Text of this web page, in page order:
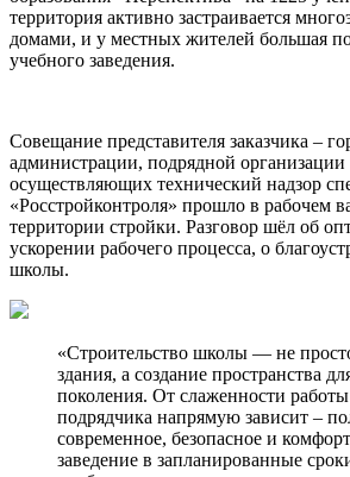
территория активно застраивается
домами, и у местных жителей большая
учебного заведения.
Совещание представителя заказчика –
администрации, подрядной
осуществляющих технический надзор
«Росстройконтроля» прошло в рабочем
территории стройки. Разговор шёл об
ускорении рабочего процесса, о
школы.
«Строительство школы — не
здания, а создание пространства
поколения. От слаженности
подрядчика напрямую зависит –
современное, безопасное и
заведение в запланированные